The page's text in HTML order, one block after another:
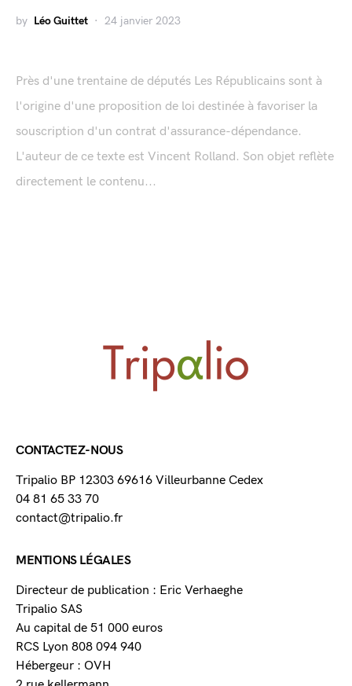
by Léo Guittet 24 janvier 2023
Près d'une trentaine de députés Les Républicains sont à
l'origine d'une proposition de loi destinée à favoriser la
souscription d'un contrat d'assurance-dépendance.
L'auteur de ce texte est Vincent Rolland. Son objet reflète
directement le contenu...
CONTACTEZ-NOUS
Tripalio BP 12303 69616 Villeurbanne Cedex
04 81 65 33 70
contact@tripalio.fr
MENTIONS LÉGALES
Directeur de publication : Eric Verhaeghe
Tripalio SAS
Au capital de 51 000 euros
RCS Lyon 808 094 940
Hébergeur : OVH